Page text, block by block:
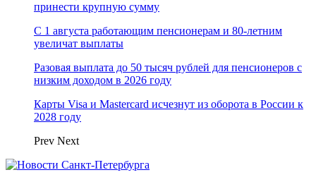
принести крупную сумму
С 1 августа работающим пенсионерам и 80-летним
увеличат выплаты
Разовая выплата до 50 тысяч рублей для пенсионеров с
низким доходом в 2026 году
Карты Visa и Mastercard исчезнут из оборота в России к
2028 году
Prev Next